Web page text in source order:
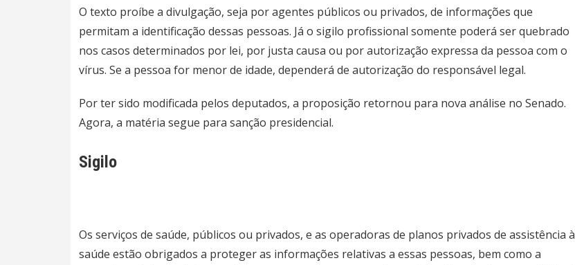
O texto proíbe a divulgação, seja por agentes públicos ou privados, de informações que
permitam a identificação dessas pessoas. Já o sigilo profissional somente poderá ser quebrado
nos casos determinados por lei, por justa causa ou por autorização expressa da pessoa com o
vírus. Se a pessoa for menor de idade, dependerá de autorização do responsável legal.
Por ter sido modificada pelos deputados, a proposição retornou para nova análise no Senado.
Agora, a matéria segue para sanção presidencial.
Sigilo
Os serviços de saúde, públicos ou privados, e as operadoras de planos privados de assistência à
saúde estão obrigados a proteger as informações relativas a essas pessoas, bem como a